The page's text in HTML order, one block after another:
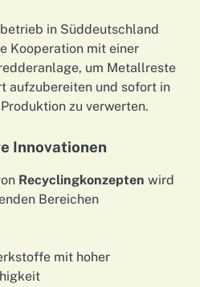
in Süddeutschland
Kooperation mit einer
um Metallreste
aufzubereiten und sofort in
zu verwerten.
Innovationen
Recyclingkonzepten wird
Bereichen
mit hoher